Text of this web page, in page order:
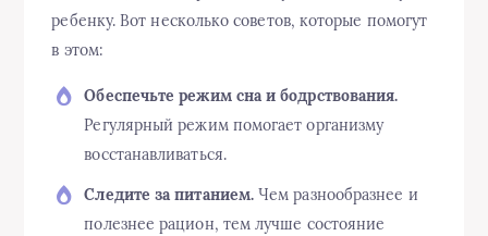
ребенку. Вот несколько советов, которые помогут
в этом:
Обеспечьте режим сна и бодрствования.
Регулярный режим помогает организму
восстанавливаться.
Следите за питанием. Чем разнообразнее и
полезнее рацион, тем лучше состояние